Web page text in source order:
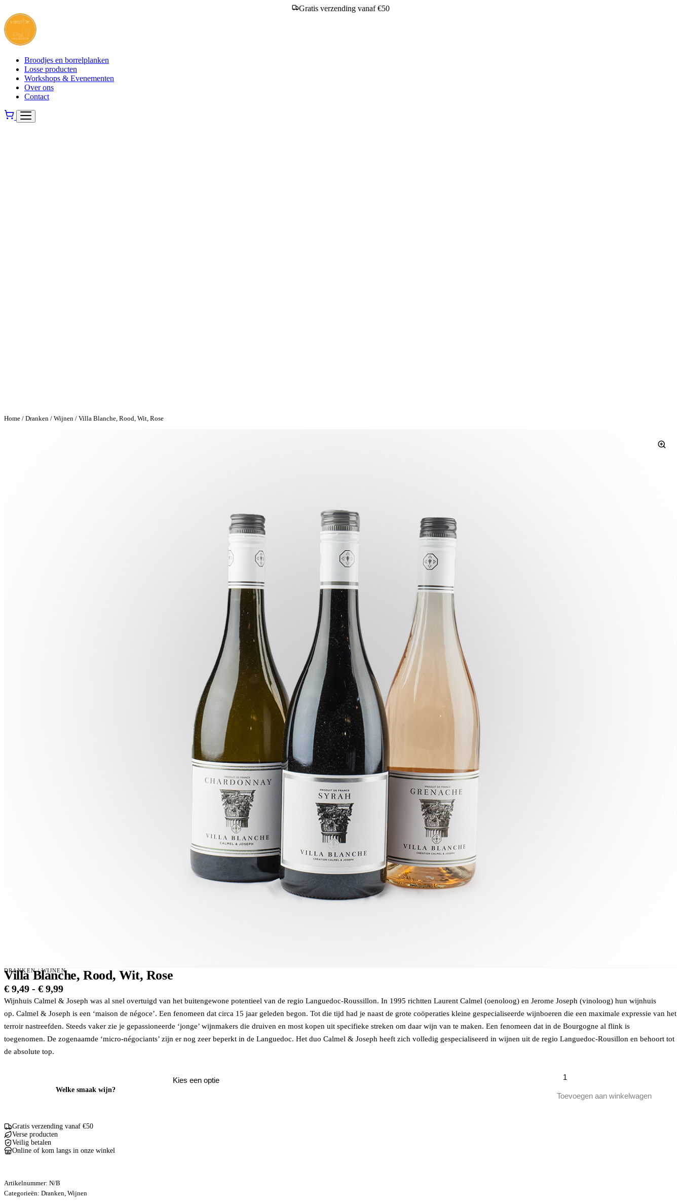
Gratis verzending vanaf €50
Broodjes en borrelplanken
Losse producten
Workshops & Evenementen
Over ons
Contact
Home / Dranken / Wijnen / Villa Blanche, Rood, Wit, Rose
DRANKEN/WIJNEN
Villa Blanche, Rood, Wit, Rose
€ 9,49 - € 9,99Prijsklasse:
€ 9,49
tot
€ 9,99
Wijnhuis Calmel & Joseph was al snel overtuigd van het buitengewone potentieel van de regio Languedoc-Roussillon. In 1995 richtten Laurent Calmel (oenoloog) en Jerome Joseph (vinoloog) hun wijnhuis
op. Calmel & Joseph is een ‘maison de négoce’. Een fenomeen dat circa 15 jaar geleden begon. Tot die tijd had je naast de grote coöperaties kleine gespecialiseerde wijnboeren die een maximale expressie van het
terroir nastreefden. Steeds vaker zie je gepassioneerde ‘jonge’ wijnmakers die druiven en most kopen uit specifieke streken om daar wijn van te maken. Een fenomeen dat in de Bourgogne al flink is
toegenomen. De zogenaamde ‘micro-négociants’ zijn er nog zeer beperkt in de Languedoc. Het duo Calmel & Joseph heeft zich volledig gespecialiseerd in wijnen uit de regio Languedoc-Rousillon en behoort tot
de absolute top.
Welke smaak wijn?
Blanche,
Wit,Toevoegen aan winkelwagen
Gratis verzending vanaf €50
Verse producten
Veilig betalen
Online of kom langs in onze winkel
Artikelnummer: N/B
Categorieën: Dranken, Wijnen